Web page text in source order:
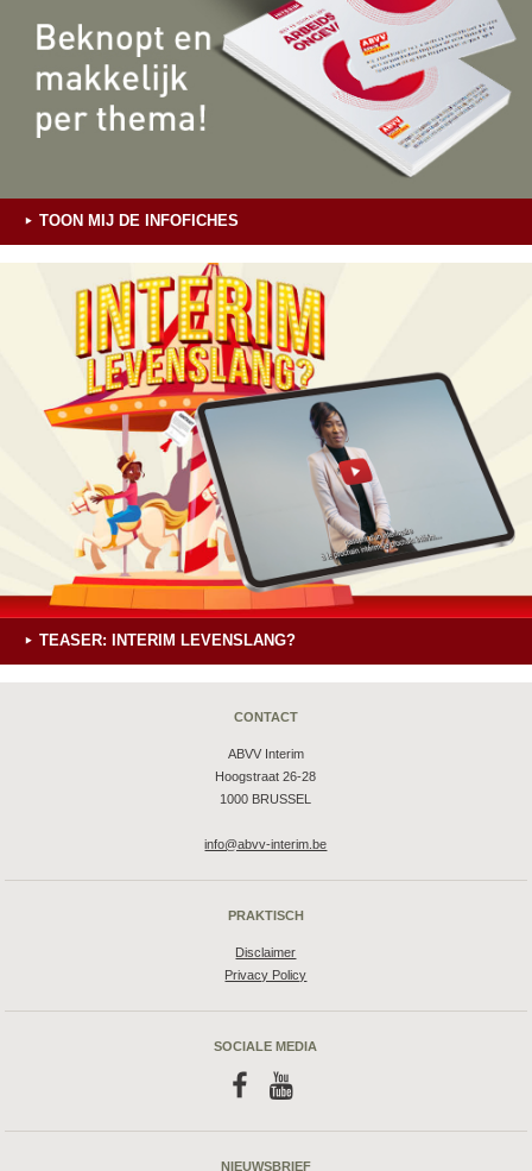
TOON MIJ DE INFOFICHES
TEASER: INTERIM LEVENSLANG?
CONTACT
ABVV Interim
Hoogstraat 26-28
1000 BRUSSEL
info@abvv-interim.be
PRAKTISCH
Disclaimer
Privacy Policy
SOCIALE MEDIA
f y
NIEUWSBRIEF